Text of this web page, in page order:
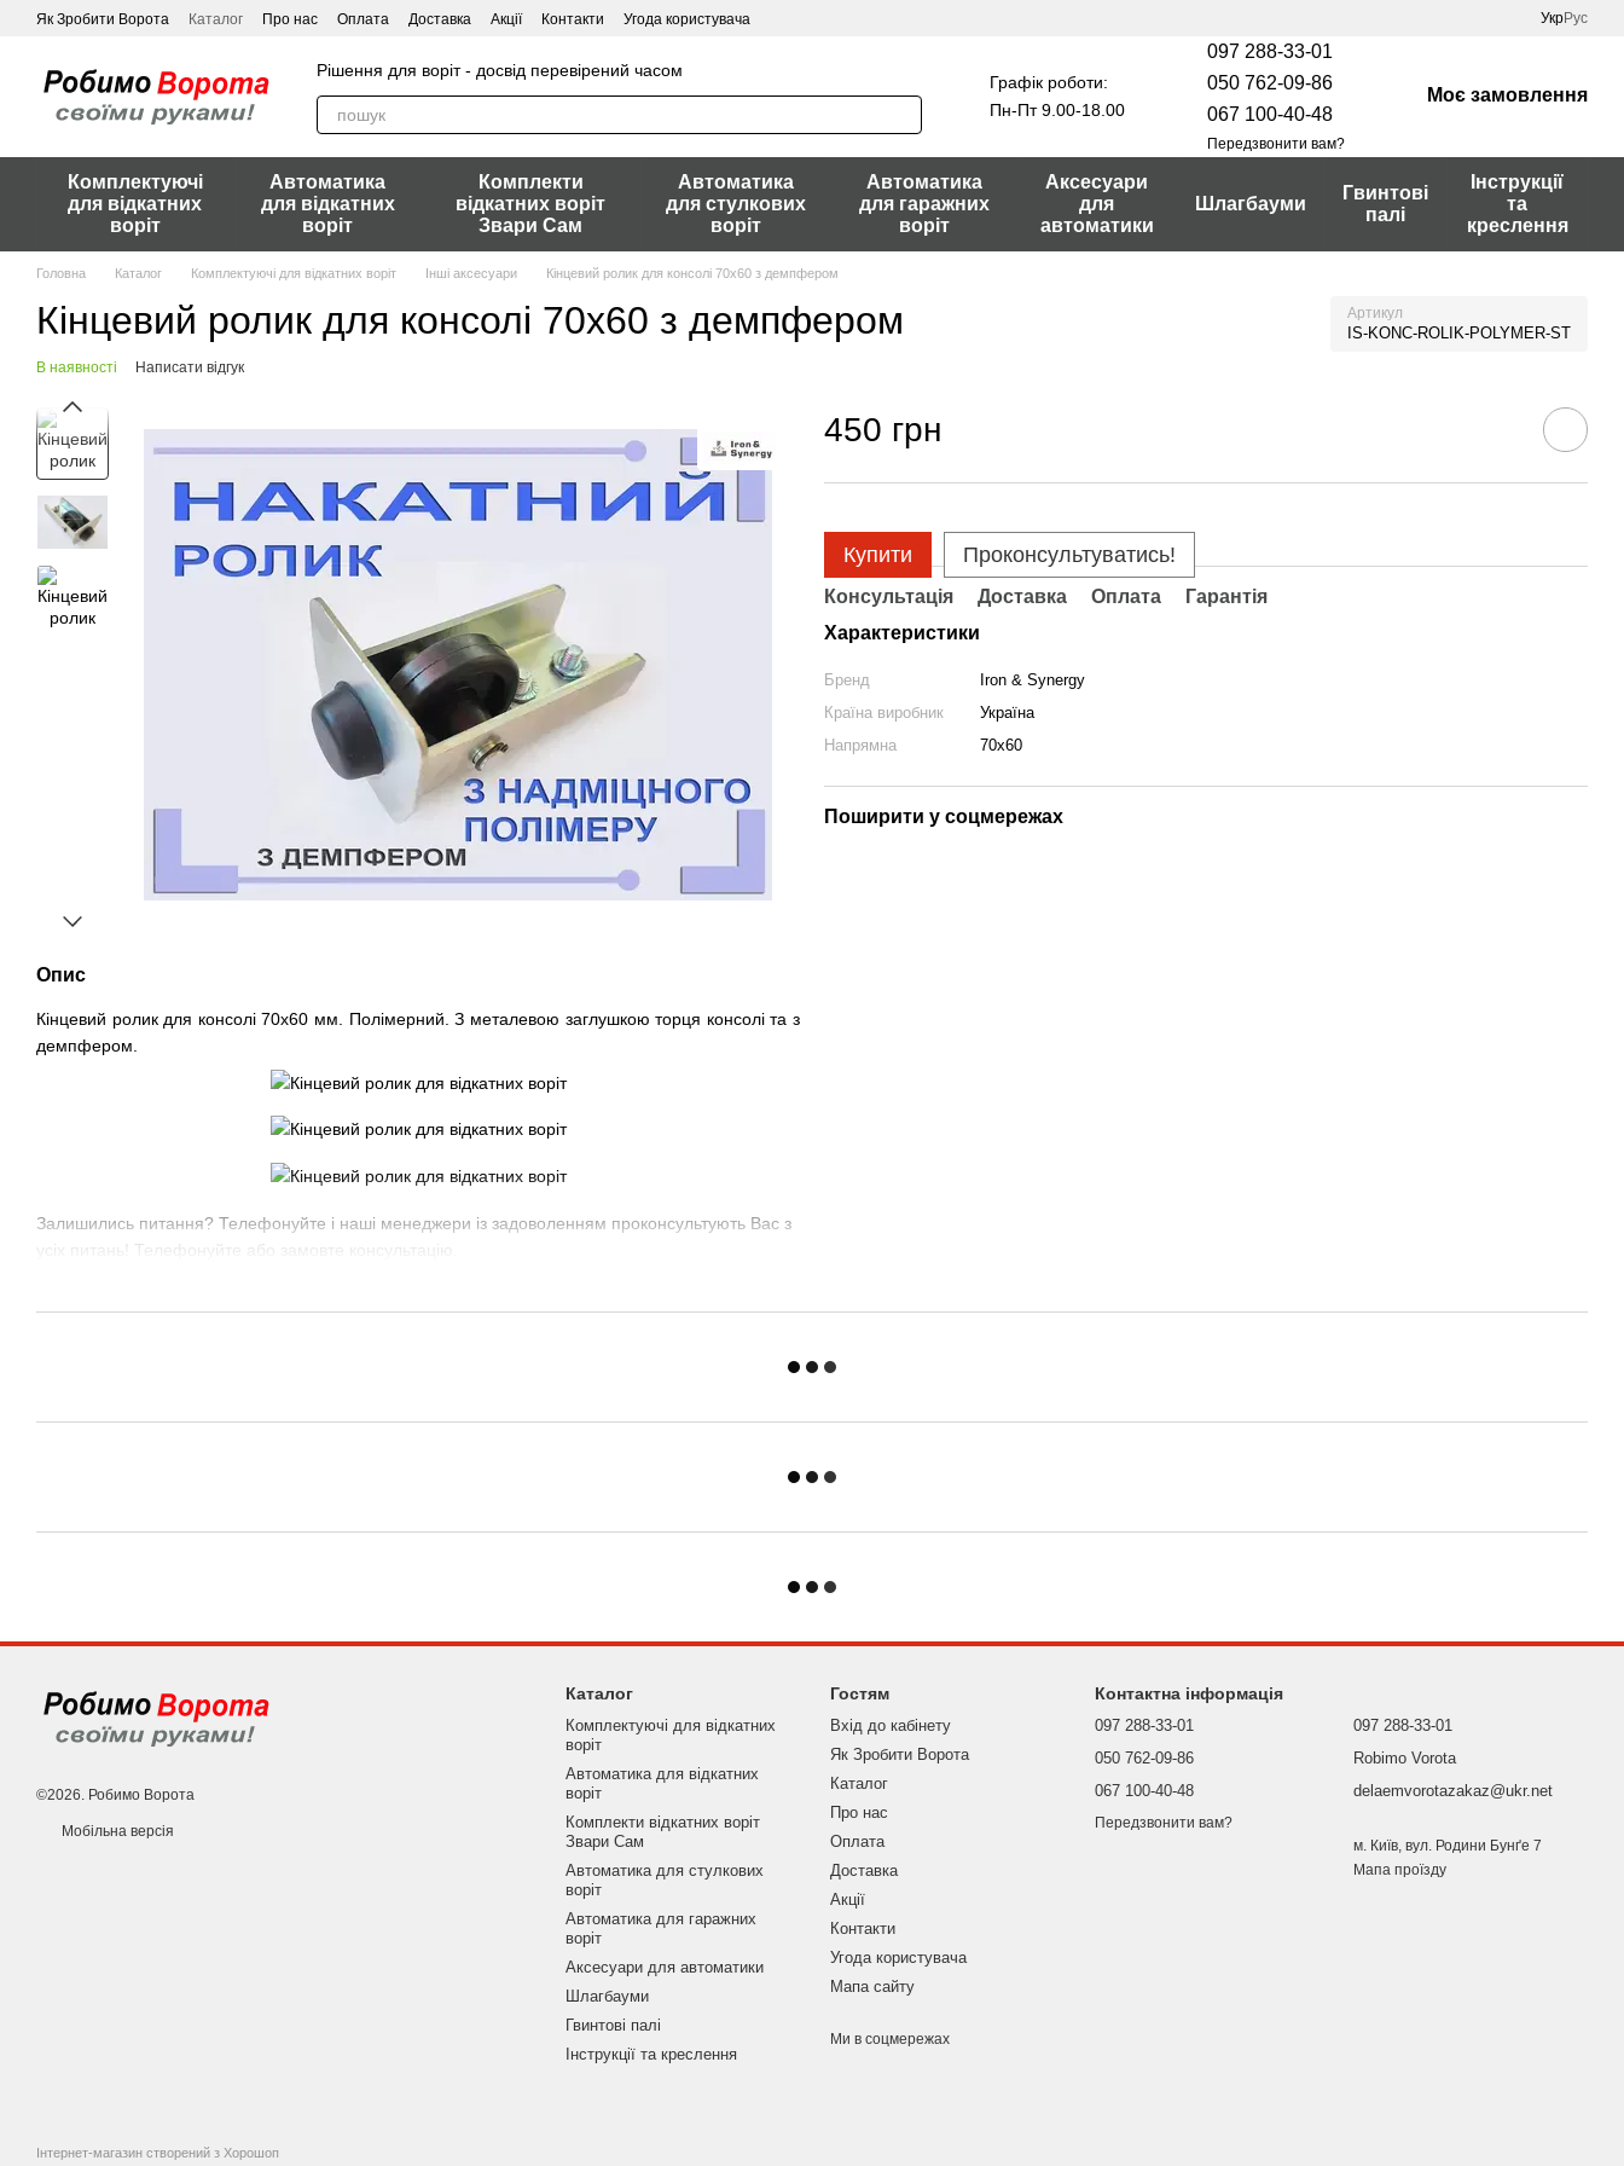
Перейти до основного контенту
Як Зробити Ворота Каталог Про нас Оплата Доставка Акції Контакти Угода користувача УкрРус
Рішення для воріт - досвід перевірений часом
Графік роботи:
Пн-Пт 9.00-18.00
097 288-33-01
050 762-09-86
067 100-40-48
Передзвонити вам?
Моє замовлення
Комплектуючі
для відкатних
воріт
Автоматика
для відкатних
воріт
Комплекти
відкатних воріт
Звари Сам
Автоматика
для стулкових
воріт
Автоматика
для гаражних
воріт
Аксесуари
для
автоматики
Шлагбауми
Гвинтові
палі
Інструкції
та
креслення
Головна Каталог Комплектуючі для відкатних воріт Інші аксесуари Кінцевий ролик для консолі 70x60 з демпфером
Кінцевий ролик для консолі 70x60 з демпфером Артикул
IS-KONC-ROLIK-POLYMER-ST
В наявності Написати відгук
Опис
Кінцевий ролик для консолі 70x60 мм. Полімерний. З металевою заглушкою торця консолі та з
демпфером.
Залишились питання? Телефонуйте і наші менеджери із задоволенням проконсультують Вас з
усіх питань! Телефонуйте або замовте консультацію.
450 грн
Купити Проконсультуватись!
Консультація Доставка Оплата
Гарантія
Характеристики
Бренд
Iron & Synergy
Країна виробник
Україна
Напрямна
70х60
Поширити у соцмережах
©2026. Робимо Ворота
Мобільна версія
Інтернет-магазин створений з Хорошоп
Каталог
Комплектуючі для відкатних
воріт
Автоматика для відкатних
воріт
Комплекти відкатних воріт
Звари Сам
Автоматика для стулкових
воріт
Автоматика для гаражних
воріт
Аксесуари для автоматики
Шлагбауми
Гвинтові палі
Інструкції та креслення
Гостям
Вхід до кабінету
Як Зробити Ворота
Каталог
Про нас
Оплата
Доставка
Акції
Контакти
Угода користувача
Мапа сайту
Ми в соцмережах
Контактна інформація
097 288-33-01
050 762-09-86
067 100-40-48
Передзвонити вам?
097 288-33-01
Robimo Vorota
delaemvorotazakaz@ukr.net
м. Київ, вул. Родини Бунґе 7
Мапа проїзду